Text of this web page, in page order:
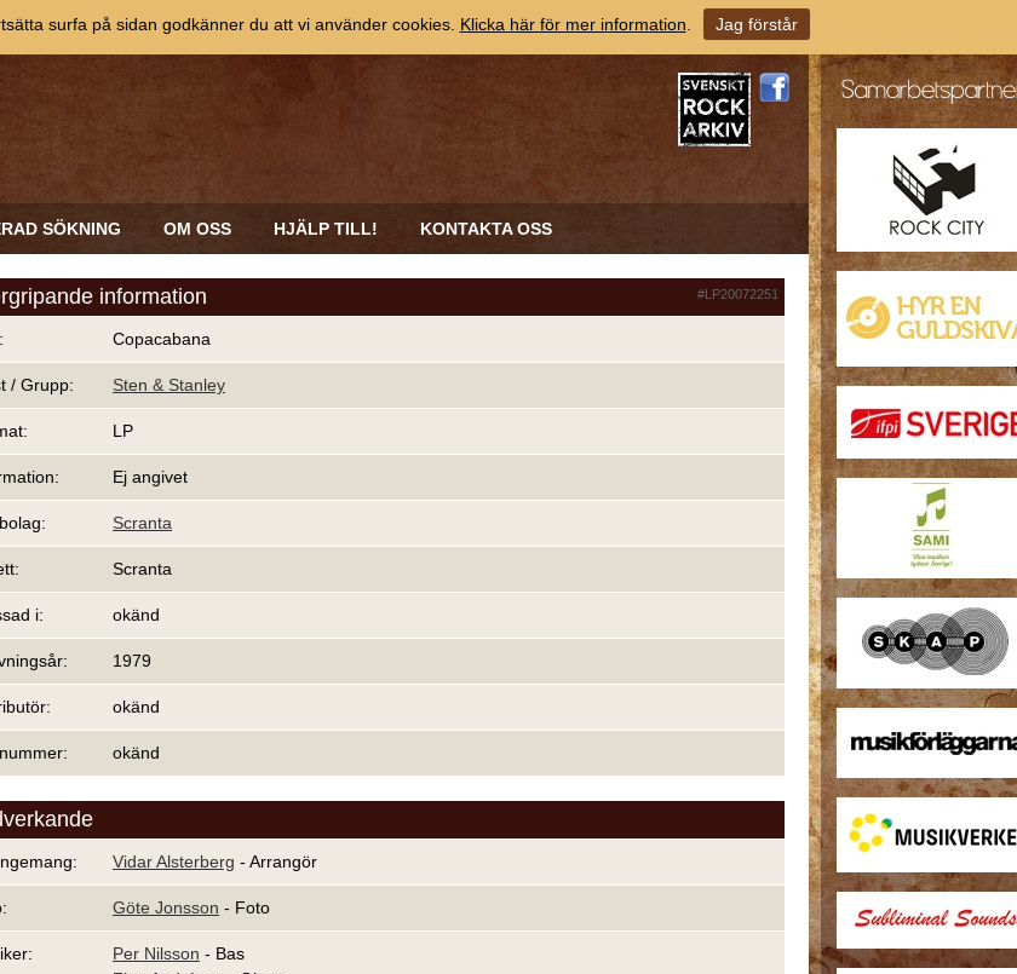
SÖKNING OM OSS HJÄLP TILL! KONTAKTA OSS
information #LP20072251
Copacabana
/ Grupp: Sten & Stanley
LP
Ej angivet
Scranta
Scranta
i: okänd
1979
okänd
okänd
Vidar Alsterberg - Arrangör
Göte Jonsson - Foto
Per Nilsson - Bas
surfa på sidan godkänner du att vi använder cookies. Klicka här för mer information Jag förstår